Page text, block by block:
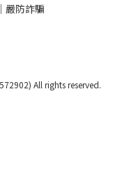
嚴防詐騙
All rights reserved.